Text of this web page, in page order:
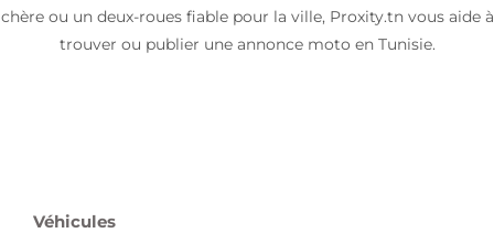
chère ou un deux-roues fiable pour la ville, Proxity.tn vous aide à
trouver ou publier une annonce moto en Tunisie.
Véhicules